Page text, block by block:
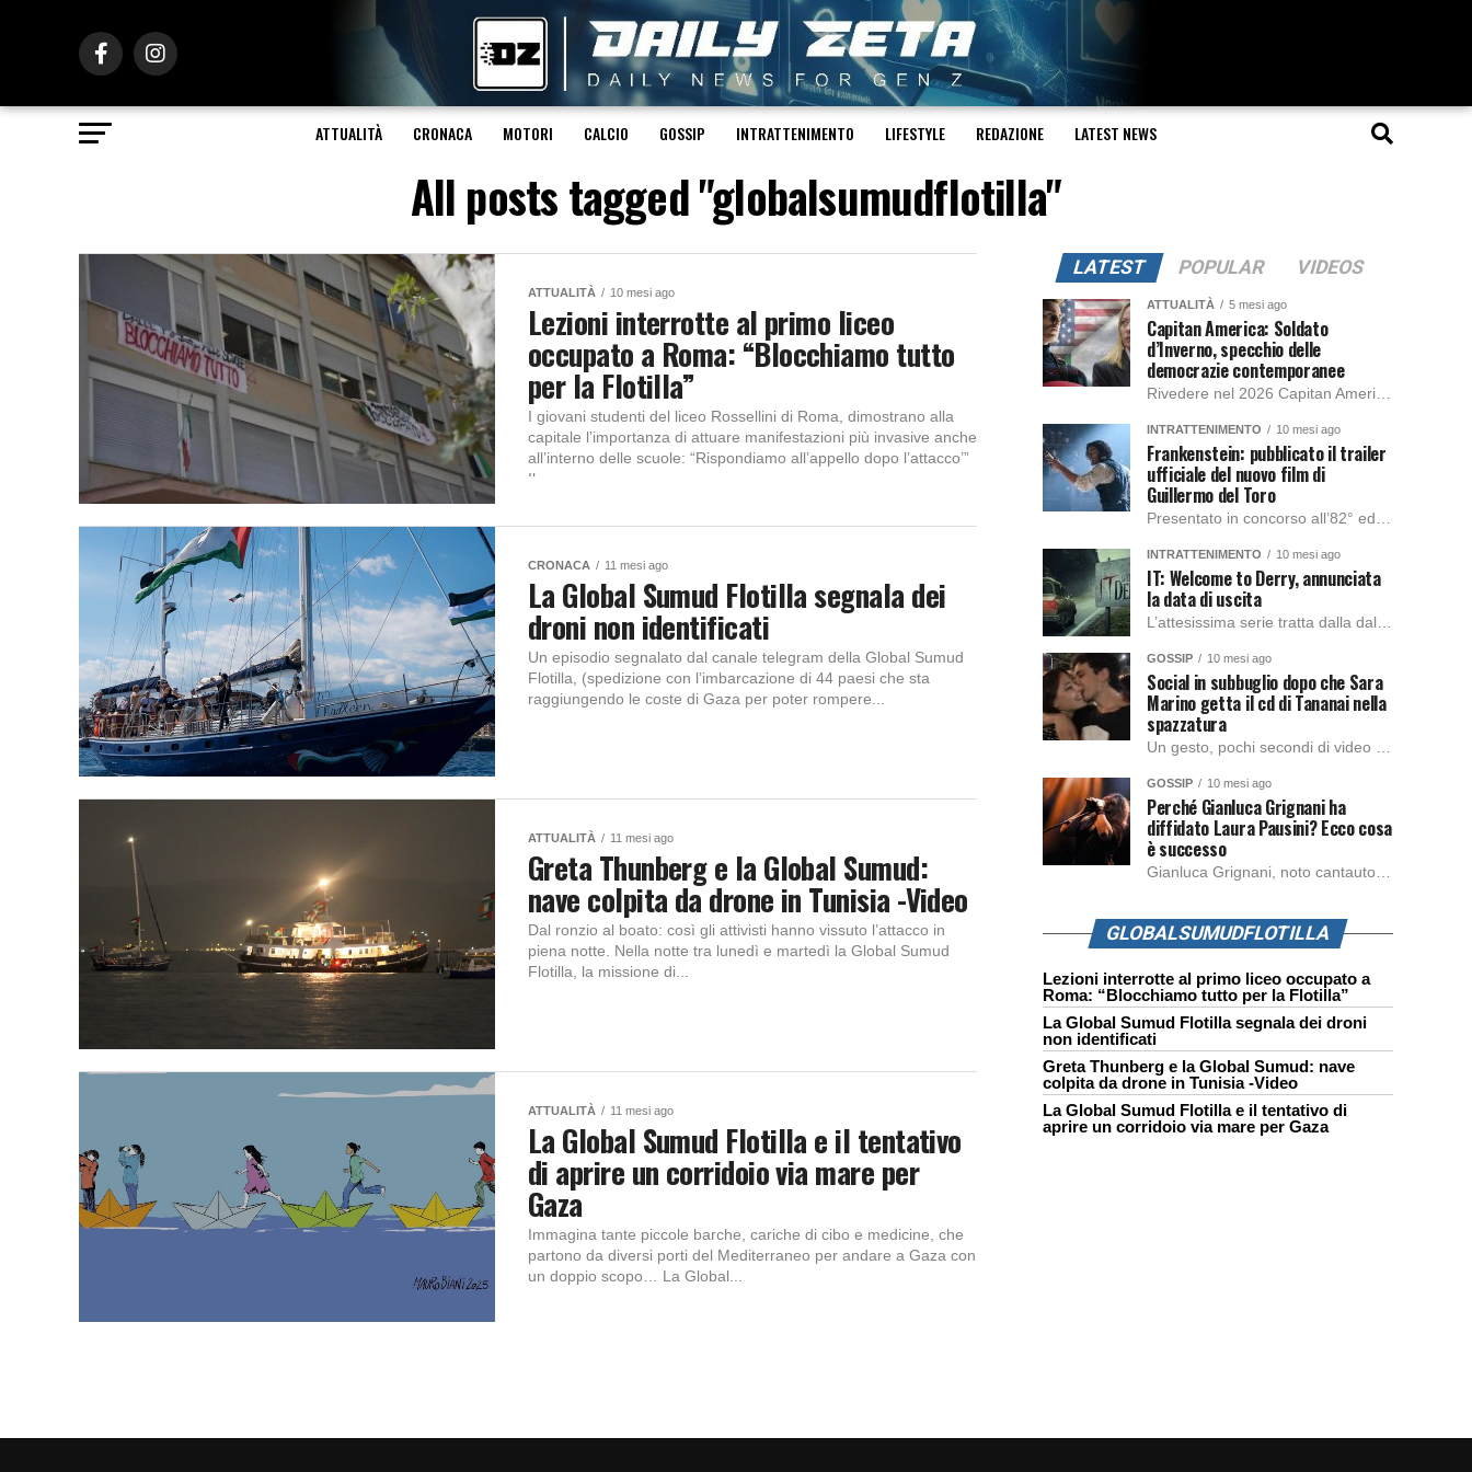
ATTUALITÀ CRONACA MOTORI CALCIO GOSSIP INTRATTENIMENTO LIFESTYLE REDAZIONE LATEST NEWS
All posts tagged "globalsumudflotilla"
ATTUALITÀ 10 mesi ago
Lezioni interrotte al primo liceo
occupato a Roma: “Blocchiamo tutto
per la Flotilla”
I giovani studenti del liceo Rossellini di Roma, dimostrano alla
capitale l’importanza di attuare manifestazioni più invasive anche
all’interno delle scuole: “Rispondiamo all’appello dopo l’attacco’”
Il...
CRONACA 11 mesi ago
La Global Sumud Flotilla segnala dei
droni non identificati
Un episodio segnalato dal canale telegram della Global Sumud
Flotilla, (spedizione con l’imbarcazione di 44 paesi che sta
raggiungendo le coste di Gaza per poter rompere...
ATTUALITÀ 11 mesi ago
Greta Thunberg e la Global Sumud:
nave colpita da drone in Tunisia -Video
Dal ronzio al boato: così gli attivisti hanno vissuto l’attacco in
piena notte. Nella notte tra lunedì e martedì la Global Sumud
Flotilla, la missione di...
ATTUALITÀ 11 mesi ago
La Global Sumud Flotilla e il tentativo
di aprire un corridoio via mare per
Gaza
Immagina tante piccole barche, cariche di cibo e medicine, che
partono da diversi porti del Mediterraneo per andare a Gaza con
un doppio scopo… La Global...
LATEST POPULAR VIDEOS
ATTUALITÀ 5 mesi ago
Capitan America: Soldato
d’Inverno, specchio delle
democrazie contemporanee
INTRATTENIMENTO 10 mesi ago
Frankenstein: pubblicato il trailer
ufficiale del nuovo film di
Guillermo del Toro
INTRATTENIMENTO 10 mesi ago
IT: Welcome to Derry, annunciata
la data di uscita
GOSSIP 10 mesi ago
Social in subbuglio dopo che Sara
Marino getta il cd di Tananai nella
spazzatura
GOSSIP 10 mesi ago
Perché Gianluca Grignani ha
diffidato Laura Pausini? Ecco cosa
è successo
GLOBALSUMUDFLOTILLA
Lezioni interrotte al primo liceo occupato a
Roma: “Blocchiamo tutto per la Flotilla”
La Global Sumud Flotilla segnala dei droni
non identificati
Greta Thunberg e la Global Sumud: nave
colpita da drone in Tunisia -Video
La Global Sumud Flotilla e il tentativo di
aprire un corridoio via mare per Gaza